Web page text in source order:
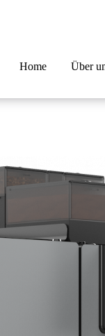
Home Über